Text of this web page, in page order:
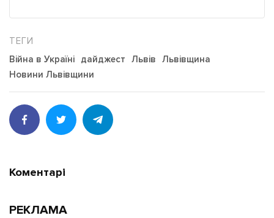
Війна в Україні дайджест Львів
Львівщина
Новини Львівщини
Коментарі
РЕКЛАМА